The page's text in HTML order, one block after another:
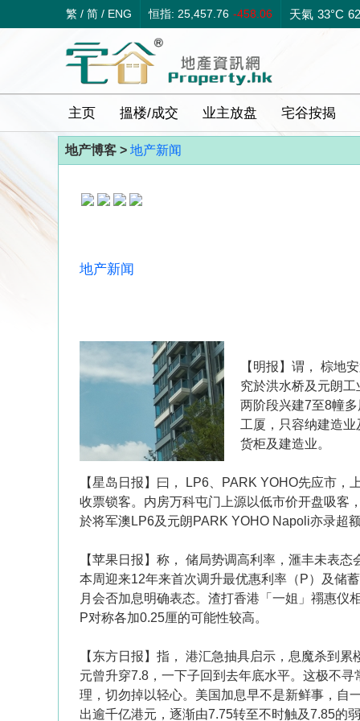
繁 / 简 / ENG 恒指: 25,457.76 -458.06 天氣 33°C
主页 搵楼/成交 业主放盘 宅谷按揭
地产博客 > 地产新闻
地产新闻
【明报】谓， 棕地
究於洪水桥及元朗
两阶段兴建7至8幢
工厦，只容纳建造
货柜及建造业。
【星岛日报】曰， LP6、PARK YOHO先应市
收票锁客。内房万科屯门上源以低市价开盘吸客
於将军澳LP6及元朗PARK YOHO Napoli亦录超
【苹果日报】称， 储局势调高利率，滙丰未表
本周迎来12年来首次调升最优惠利率（P）及储
月会否加息明确表态。渣打香港「一姐」禤惠仪
P对称各加0.25厘的可能性较高。
【东方日报】指， 港汇急抽具启示，息魔杀到
元曾升穿7.8，一下子回到去年底水平。这极不
理，切勿掉以轻心。美国加息早不是新鲜事，自
出逾千亿港元，逐渐由7.75转至不时触及7.85的